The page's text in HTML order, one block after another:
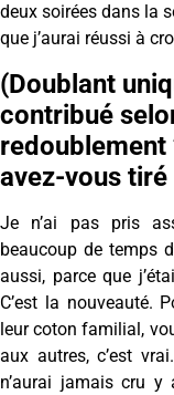
deux soirées dans la
que j’aurai réussi à
(Doublant
contribué
redoublement
avez-vous
Je n’ai pas pris
beaucoup de temps
aussi, parce que
C’est la nouveauté.
leur coton familial,
aux autres, c’est
n’aurai jamais cru y